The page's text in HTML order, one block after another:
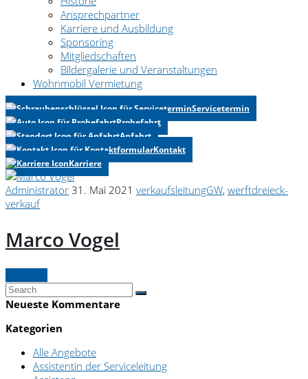
Ansprechpartner
Karriere und Ausbildung
Sponsoring
Mitgliedschaften
Bildergalerie und Veranstaltungen
Wohnmobil Vermietung
Servicetermin
Probefahrt
Anfahrt
Kontakt
Karriere
Administrator 31. Mai 2021 verkaufsleitungGW, werftdreieck-
verkauf
Marco Vogel
Neueste Kommentare
Kategorien
Alle Angebote
Assistentin der Serviceleitung